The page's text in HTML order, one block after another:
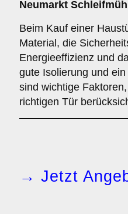
Neumarkt
Beim Kauf einer
Material, die
Energieeffizienz und
gute Isolierung und
sind wichtige
richtigen Tür
→ Jetzt